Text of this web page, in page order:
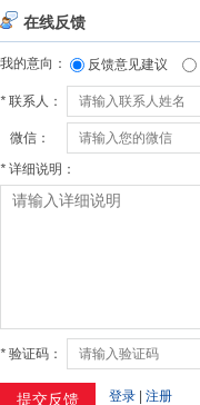
在线反馈
我的意向： 反馈意见建议
* 联系人：
微信：
* 详细说明：
* 验证码：
登录 | 注册